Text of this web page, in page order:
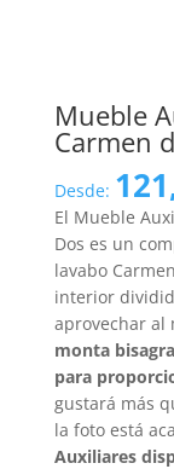
Mueble
Carmen
Desde:
El Mueble
Dos es un
lavabo
interior
aprovechar al
monta
para
gustará más
la foto está
Auxiliares